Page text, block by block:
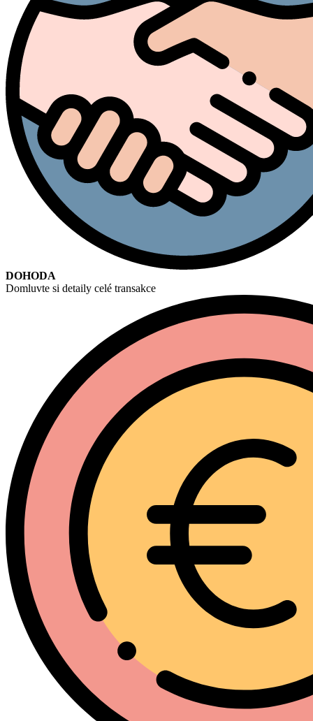
DOHODA
Domluvte si detaily celé transakce